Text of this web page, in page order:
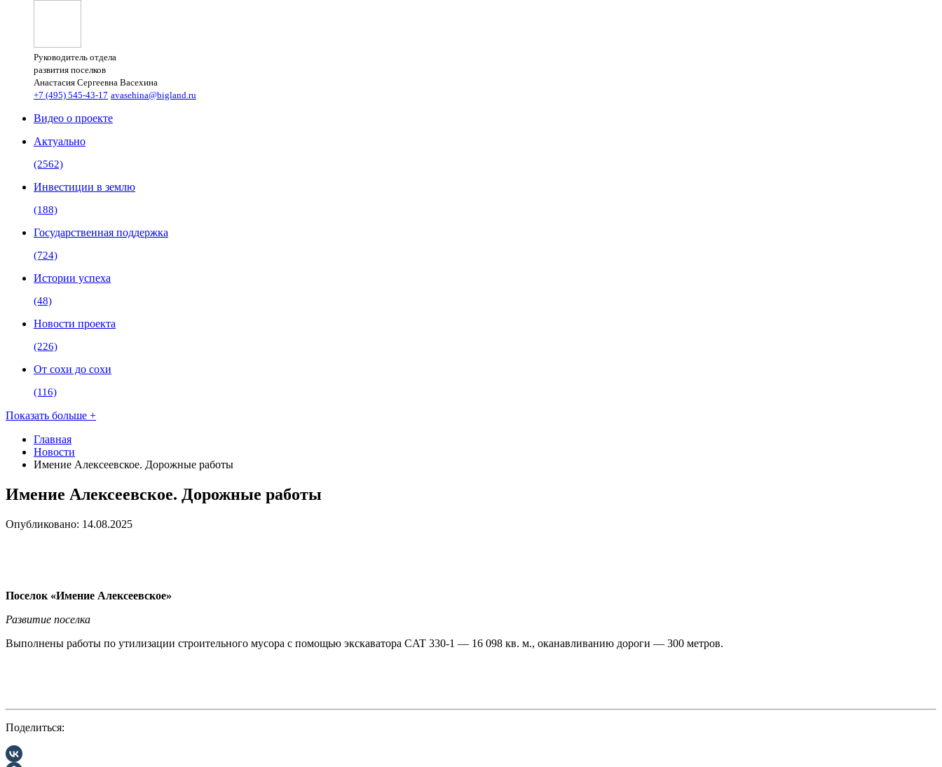
Руководитель отдела
развития поселков
Анастасия Сергеевна Васехина
+7 (495) 545-43-17 avasehina@bigland.ru
Видео о проекте
Актуально
(2562)
Инвестиции в землю
(188)
Государственная поддержка
(724)
Истории успеха
(48)
Новости проекта
(226)
От сохи до сохи
(116)
Показать больше +
Главная
Новости
Имение Алексеевское. Дорожные работы
Имение Алексеевское. Дорожные работы
Опубликовано: 14.08.2025
Поселок «Имение Алексеевское»
Развитие поселка
Выполнены работы по утилизации строительного мусора с помощью экскаватора CAT 330-1 — 16 098 кв. м., оканавливанию дороги — 300 метров.
Поделиться: